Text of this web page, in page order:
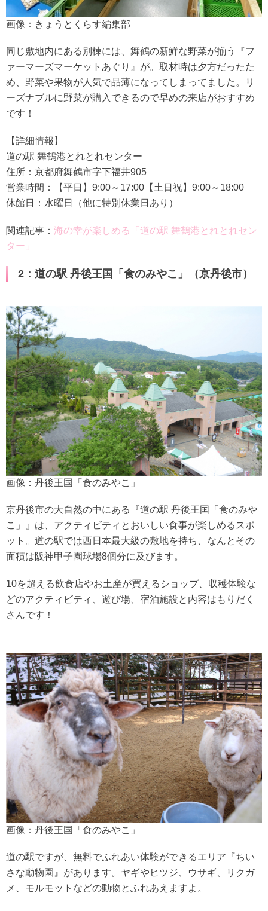
画像：きょうとくらす編集部
同じ敷地内にある別棟には、舞鶴の新鮮な野菜が揃う『フ
ァーマーズマーケットあぐり』が。取材時は夕方だったた
め、野菜や果物が人気で品薄になってしまってました。リ
ーズナブルに野菜が購入できるので早めの来店がおすすめ
です！
【詳細情報】
道の駅 舞鶴港とれとれセンター
住所：京都府舞鶴市字下福井905
営業時間：【平日】9:00～17:00【土日祝】9:00～18:00
休館日：水曜日（他に特別休業日あり）
関連記事： 海の幸が楽しめる「道の駅 舞鶴港とれとれセン
ター」
2：道の駅 丹後王国「食のみやこ」（京丹後市）
画像：丹後王国「食のみやこ」
京丹後市の大自然の中にある『道の駅 丹後王国「食のみや
こ」』は、アクティビティとおいしい食事が楽しめるスポ
ット。道の駅では西日本最大級の敷地を持ち、なんとその
面積は阪神甲子園球場8個分に及びます。
10を超える飲食店やお土産が買えるショップ、収穫体験な
どのアクティビティ、遊び場、宿泊施設と内容はもりだく
さんです！
画像：丹後王国「食のみやこ」
道の駅ですが、無料でふれあい体験ができるエリア『ちい
さな動物園』があります。ヤギやヒツジ、ウサギ、リクガ
メ、モルモットなどの動物とふれあえますよ。